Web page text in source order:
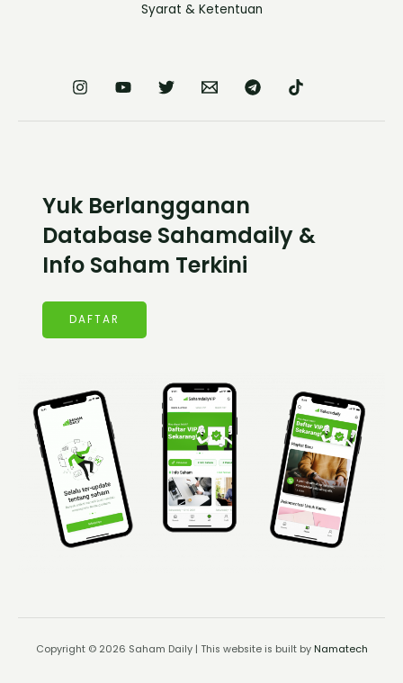
Syarat & Ketentuan
Yuk Berlangganan
Database Sahamdaily &
Info Saham Terkini
DAFTAR
Copyright © 2026 Saham Daily | This website is built by Namatech